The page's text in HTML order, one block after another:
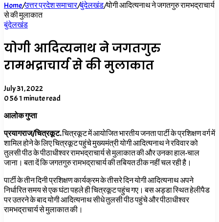
Home/उत्तर प्रदेश समाचार/बुंदेलखंड/योगी आदित्यनाथ ने जगतगुरु रामभद्राचार्य
से की मुलाकात
बुंदेलखंड
योगी आदित्यनाथ ने जगतगुरु
रामभद्राचार्य से की मुलाकात
July 31, 2022
0561 minute read
आलोक गुप्ता
प्रयागराज/चित्रकूट.चित्रकूट में आयोजित भारतीय जनता पार्टी के प्रशिक्षण वर्ग में
शामिल होने के लिए चित्रकूट पहुंचे मुख्यमंत्री योगी आदित्यनाथ ने रविवार को
तुलसी पीठ के पीठाधीश्वर रामभद्राचार्य से मुलाकात की और उनका हाल-चाल
जाना। बता दें कि जगतगुरु रामभद्राचार्य की तबियत ठीक नहीं चल रही है।
पार्टी के तीन दिनी प्रशिक्षण कार्यक्रम के तीसरे दिन योगी आदित्यनाथ अपने
निर्धारित समय से एक घंटा पहले ही चित्रकूट पहुंच गए। बस अड्डा स्थित हेलीपैड
पर उतरने के बाद योगी आदित्यनाथ सीधे तुलसी पीठ पहुंचे और पीठाधीश्वर
रामभद्राचार्य से मुलाकात की।